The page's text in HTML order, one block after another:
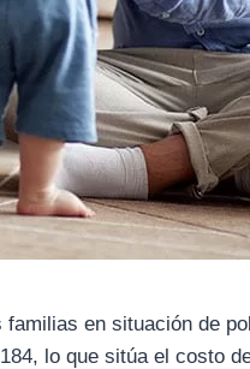
en situación de
lo que sitúa el costo